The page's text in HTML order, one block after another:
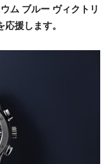
ム ブルー ヴィクトリ
援します。